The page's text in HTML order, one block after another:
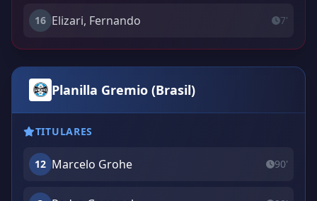
16 Elizari, Fernando 7'
Planilla Gremio (Brasil)
TITULARES
12 Marcelo Grohe 90'